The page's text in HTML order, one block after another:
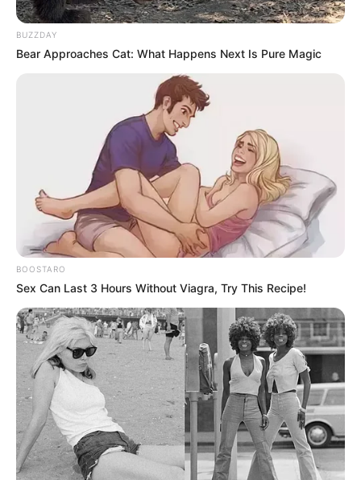
BUZZDAY
Bear Approaches Cat: What Happens Next Is Pure Magic
BOOSTARO
Sex Can Last 3 Hours Without Viagra, Try This Recipe!